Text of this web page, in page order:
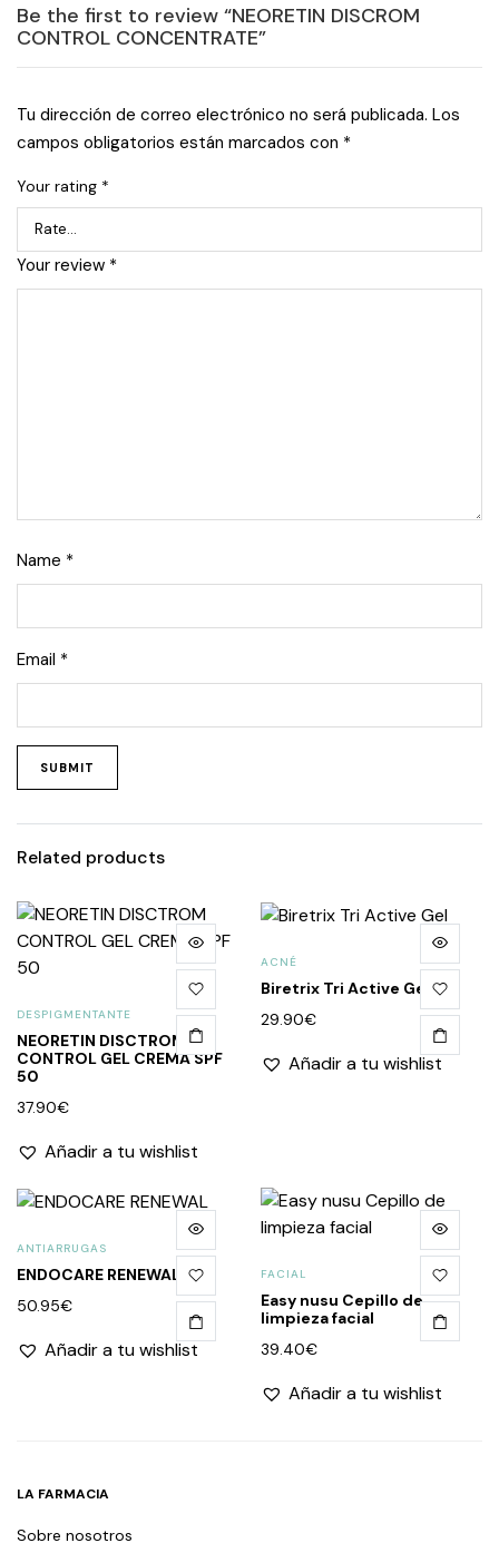
Be the first to review “NEORETIN DISCROM
CONTROL CONCENTRATE”
Tu dirección de correo electrónico no será publicada. Los
campos obligatorios están marcados con *
Your rating *
Your review *
Name *
Email *
Related products
DESPIGMENTANTE
NEORETIN DISCTROM
CONTROL GEL CREMA SPF
50
37.90€
Añadir a tu wishlist
ACNÉ
Biretrix Tri Active Gel
29.90€
Añadir a tu wishlist
ANTIARRUGAS
ENDOCARE RENEWAL
50.95€
Añadir a tu wishlist
FACIAL
Easy nusu Cepillo de
limpieza facial
39.40€
Añadir a tu wishlist
LA FARMACIA
Sobre nosotros